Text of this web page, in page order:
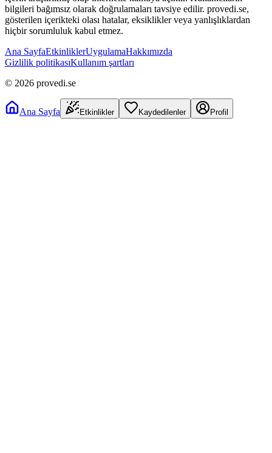
bilgileri bağımsız olarak doğrulamaları tavsiye edilir. provedi.se,
gösterilen içerikteki olası hatalar, eksiklikler veya yanlışlıklardan
hiçbir sorumluluk kabul etmez.
Ana SayfaEtkinliklerUygulamaHakkımızda
Gizlilik politikasıKullanım şartları
© 2026 provedi.se
Ana Sayfa Etkinlikler Kaydedilenler Profil